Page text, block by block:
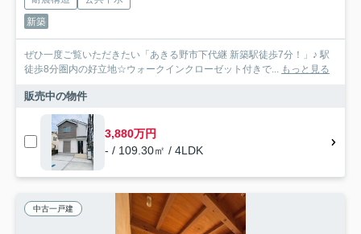
新築
ぜひ一度ご覧いただきたい「あきる野市下代継 新築駅徒歩7分！」♪ 駅
徒歩8分圏内の好立地☆ウォークインクローゼット付きで... もっと見る
販売中の物件
3,880万円
- / 109.30㎡ / 4LDK
中古一戸建